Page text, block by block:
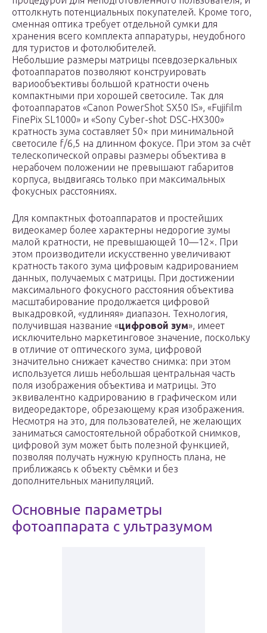
оттолкнуть потенциальных покупателей. Кроме того,
сменная оптика требует отдельной сумки для
хранения всего комплекта аппаратуры, неудобного
для туристов и фотолюбителей.
Небольшие размеры матрицы псевдозеркальных
фотоаппаратов позволяют конструировать
вариообъективы большой кратности очень
компактными при хорошей светосиле. Так для
фотоаппаратов «Canon PowerShot SX50 IS», «Fujifilm
FinePix SL1000» и «Sony Cyber-shot DSC-HX300»
кратность зума составляет 50× при минимальной
светосиле f/6,5 на длинном фокусе. При этом за счёт
телескопической оправы размеры объектива в
нерабочем положении не превышают габаритов
корпуса, выдвигаясь только при максимальных
фокусных расстояниях.
Для компактных фотоаппаратов и простейших
видеокамер более характерны недорогие зумы
малой кратности, не превышающей 10—12×. При
этом производители искусственно увеличивают
кратность такого зума цифровым кадрированием
данных, получаемых с матрицы. При достижении
максимального фокусного расстояния объектива
масштабирование продолжается цифровой
выкадровкой, «удлиняя» диапазон. Технология,
получившая название «цифровой зум», имеет
исключительно маркетинговое значение, поскольку
в отличие от оптического зума, цифровой
значительно снижает качество снимка: при этом
используется лишь небольшая центральная часть
поля изображения объектива и матрицы. Это
эквивалентно кадрированию в графическом или
видеоредакторе, обрезающему края изображения.
Несмотря на это, для пользователей, не желающих
заниматься самостоятельной обработкой снимков,
цифровой зум может быть полезной функцией,
позволяя получать нужную крупность плана, не
приближаясь к объекту съёмки и без
дополнительных манипуляций.
Основные параметры
фотоаппарата с ультразумом